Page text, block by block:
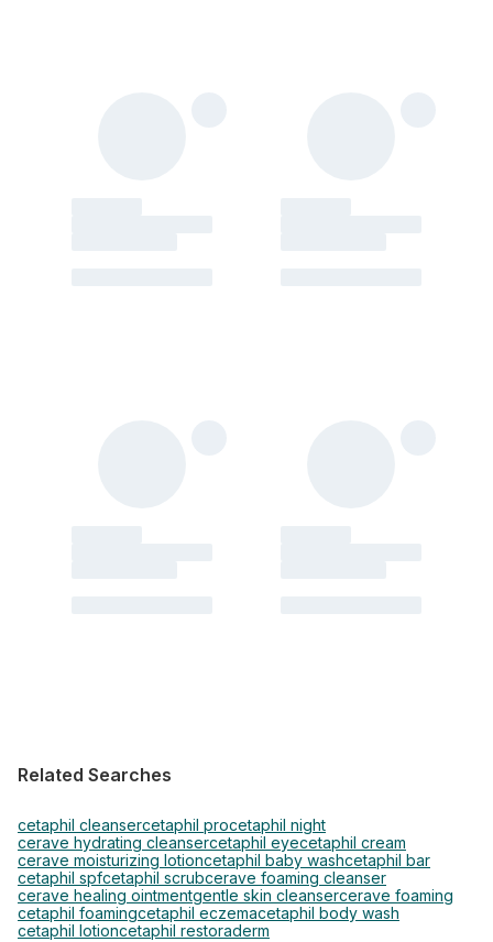
Related Searches
cetaphil cleansercetaphil procetaphil night
cerave hydrating cleansercetaphil eyecetaphil cream
cerave moisturizing lotioncetaphil baby washcetaphil bar
cetaphil spfcetaphil scrubcerave foaming cleanser
cerave healing ointmentgentle skin cleansercerave foaming
cetaphil foamingcetaphil eczemacetaphil body wash
cetaphil lotioncetaphil restoraderm